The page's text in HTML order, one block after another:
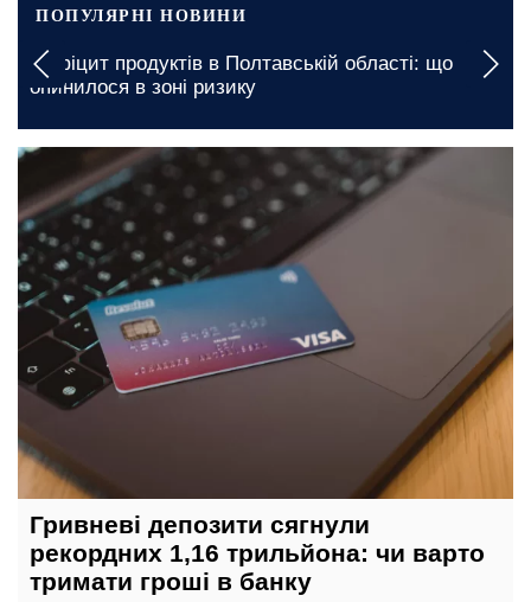
ПОПУЛЯРНІ НОВИНИ
Вимкнення будуть тривалими: якими будуть
графіки відключення світла у Запоріжжі на 7
серпня
сьогодні, 18:30
Гривневі депозити сягнули
рекордних 1,16 трильйона: чи варто
тримати гроші в банку